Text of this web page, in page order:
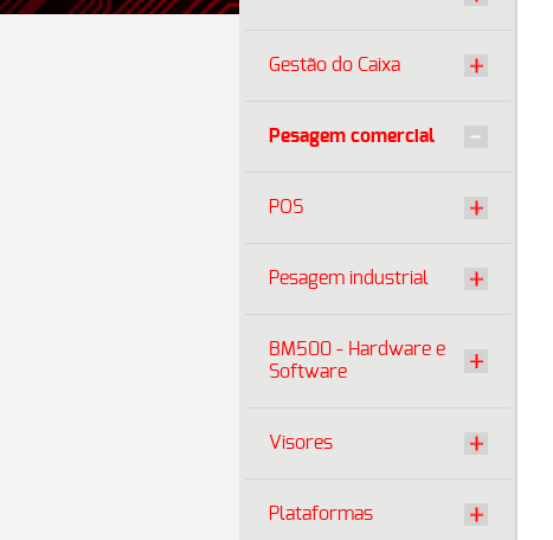
Gestão do Caixa
Pesagem comercial
POS
Pesagem industrial
BM500 - Hardware e
Software
Visores
Plataformas